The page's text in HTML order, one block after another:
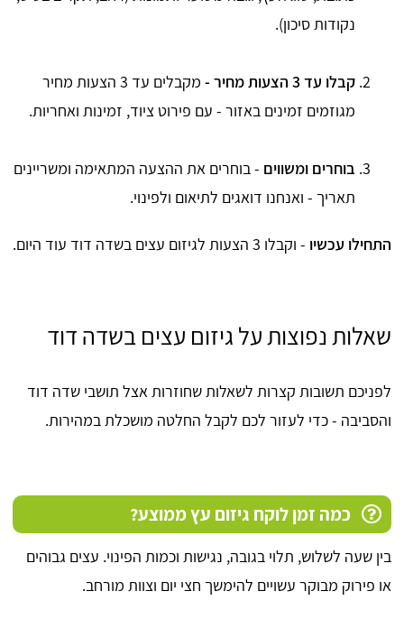
נקודות סיכון).
קבלו עד 3 הצעות מחיר -
מקבלים עד 3 הצעות מחיר
מגוזמים זמינים באזור - עם פירוט ציוד, זמינות ואחריות.
בוחרים ומשווים - בוחרים את ההצעה המתאימה ומשריינים
תאריך - ואנחנו דואגים לתיאום ולפינוי.
התחילו עכשיו - וקבלו 3 הצעות לגיזום עצים בשדה דוד עוד היום.
שאלות נפוצות על גיזום עצים בשדה דוד
לפניכם תשובות קצרות לשאלות שחוזרות אצל תושבי שדה דוד
והסביבה - כדי לעזור לכם לקבל החלטה מושכלת במהירות.
כמה זמן לוקח גיזום עץ ממוצע?
בין שעה לשלוש, תלוי בגובה, נגישות וכמות הפינוי. עצים גבוהים
או פירוק מבוקר עשויים להימשך חצי יום וצוות מורחב.